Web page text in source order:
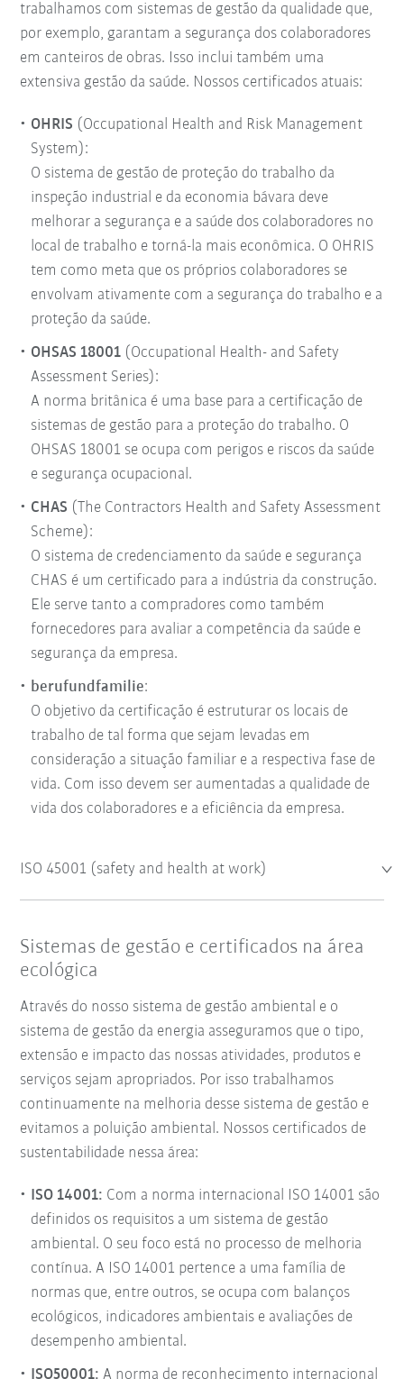
trabalhamos com sistemas de gestão da qualidade que,
por exemplo, garantam a segurança dos colaboradores
em canteiros de obras. Isso inclui também uma
extensiva gestão da saúde. Nossos certificados atuais:
OHRIS (Occupational Health and Risk Management
System):
O sistema de gestão de proteção do trabalho da
inspeção industrial e da economia bávara deve
melhorar a segurança e a saúde dos colaboradores no
local de trabalho e torná-la mais econômica. O OHRIS
tem como meta que os próprios colaboradores se
envolvam ativamente com a segurança do trabalho e a
proteção da saúde.
OHSAS 18001 (Occupational Health- and Safety
Assessment Series):
A norma britânica é uma base para a certificação de
sistemas de gestão para a proteção do trabalho. O
OHSAS 18001 se ocupa com perigos e riscos da saúde
e segurança ocupacional.
CHAS (The Contractors Health and Safety Assessment
Scheme):
O sistema de credenciamento da saúde e segurança
CHAS é um certificado para a indústria da construção.
Ele serve tanto a compradores como também
fornecedores para avaliar a competência da saúde e
segurança da empresa.
berufundfamilie:
O objetivo da certificação é estruturar os locais de
trabalho de tal forma que sejam levadas em
consideração a situação familiar e a respectiva fase de
vida. Com isso devem ser aumentadas a qualidade de
vida dos colaboradores e a eficiência da empresa.
ISO 45001 (safety and health at work)
Sistemas de gestão e certificados na área
ecológica
Através do nosso sistema de gestão ambiental e o
sistema de gestão da energia asseguramos que o tipo,
extensão e impacto das nossas atividades, produtos e
serviços sejam apropriados. Por isso trabalhamos
continuamente na melhoria desse sistema de gestão e
evitamos a poluição ambiental. Nossos certificados de
sustentabilidade nessa área:
ISO 14001: Com a norma internacional ISO 14001 são
definidos os requisitos a um sistema de gestão
ambiental. O seu foco está no processo de melhoria
contínua. A ISO 14001 pertence a uma família de
normas que, entre outros, se ocupa com balanços
ecológicos, indicadores ambientais e avaliações de
desempenho ambiental.
ISO50001: A norma de reconhecimento internacional